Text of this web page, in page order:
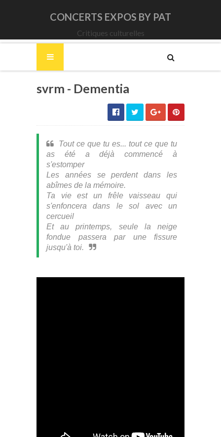
CONCERTS EXPOS BY PAT
Critiques culturelles
svrm - Dementia
Tout ce que tu es... tout ce que tu
as été a déjà commencé à
s'estomper
Les années se perdent dans les
abîmes de la mémoire.
Ta vie est un frêle vaisseau qui
s'enfoncera dans le sol avec un
cercueil
Et au printemps, seule la neige
fondue passera par une fissure
jusqu'à toi.